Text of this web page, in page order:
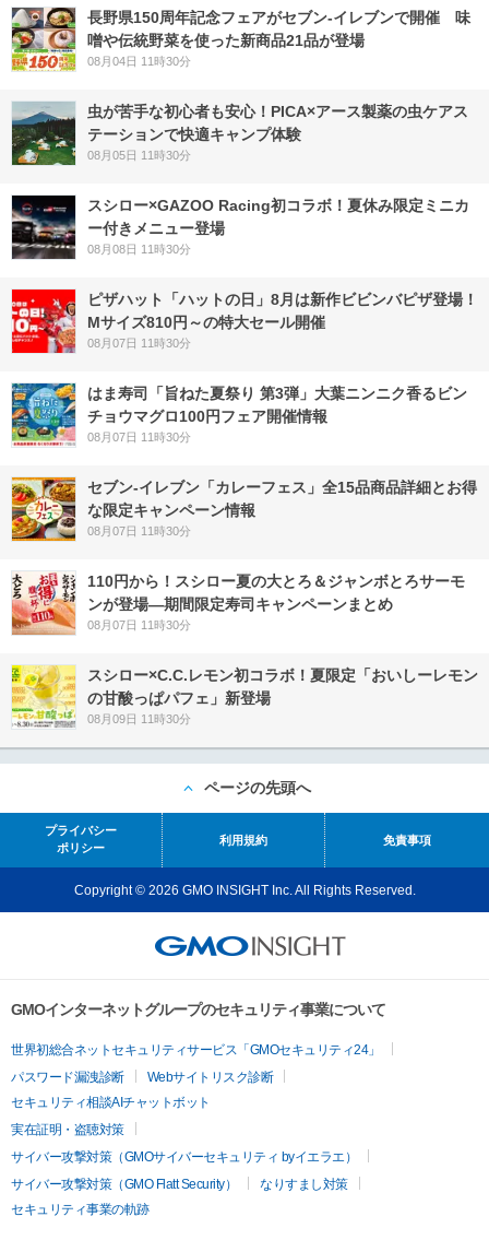
長野県150周年記念フェアがセブン-イレブンで開催 味
噌や伝統野菜を使った新商品21品が登場
08月04日 11時30分
虫が苦手な初心者も安心！PICA×アース製薬の虫ケアス
テーションで快適キャンプ体験
08月05日 11時30分
スシロー×GAZOO Racing初コラボ！夏休み限定ミニカ
ー付きメニュー登場
08月08日 11時30分
ピザハット「ハットの日」8月は新作ビビンバピザ登場！
Mサイズ810円～の特大セール開催
08月07日 11時30分
はま寿司「旨ねた夏祭り 第3弾」大葉ニンニク香るビン
チョウマグロ100円フェア開催情報
08月07日 11時30分
セブン‐イレブン「カレーフェス」全15品商品詳細とお得
な限定キャンペーン情報
08月07日 11時30分
110円から！スシロー夏の大とろ＆ジャンボとろサーモ
ンが登場―期間限定寿司キャンペーンまとめ
08月07日 11時30分
スシロー×C.C.レモン初コラボ！夏限定「おいしーレモン
の甘酸っぱパフェ」新登場
08月09日 11時30分
ページの先頭へ
プライバシー
ポリシー
利用規約 免責事項
Copyright © 2026 GMO INSIGHT Inc. All Rights Reserved.
GMOインターネットグループのセキュリティ事業について
世界初総合ネットセキュリティサービス「GMOセキュリティ24」
パスワード漏洩診断
Webサイトリスク診断
セキュリティ相談AIチャットボット
実在証明・盗聴対策
サイバー攻撃対策（GMOサイバーセキュリティ byイエラエ）
サイバー攻撃対策（GMO Flatt Security）
なりすまし対策
セキュリティ事業の軌跡